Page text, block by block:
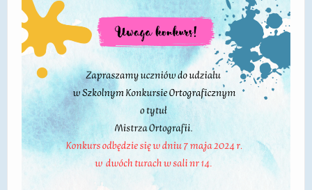
DLA RODZICÓW I UCZNIÓW
DLA PRACOWNIKÓW
GALERIA
SPORT
DOSTĘPNOŚĆ
POLITYKA PRYWATNOŚCI